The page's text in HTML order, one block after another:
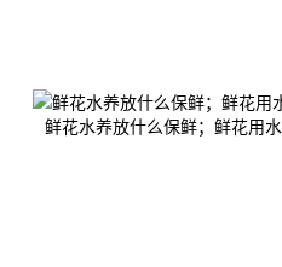
鲜花水养放什么保鲜；鲜花用